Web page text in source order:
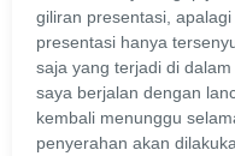
giliran presentasi,
presentasi hanya
saja yang terjadi di
saya berjalan dengan
kembali menunggu
penyerahan akan